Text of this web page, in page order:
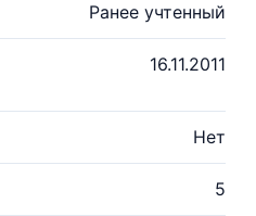
Ранее учтенный
16.11.2011
Нет
5